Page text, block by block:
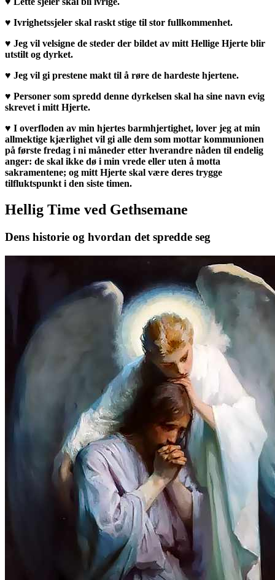
♥ Ivrighetssjeler skal raskt stige til stor fullkommenhet.
♥ Jeg vil velsigne de steder der bildet av mitt Hellige Hjerte blir
utstilt og dyrket.
♥ Jeg vil gi prestene makt til å røre de hardeste hjertene.
♥ Personer som spredd denne dyrkelsen skal ha sine navn evig
skrevet i mitt Hjerte.
♥ I overfloden av min hjertes barmhjertighet, lover jeg at min
allmektige kjærlighet vil gi alle dem som mottar kommunionen
på første fredag i ni måneder etter hverandre nåden til endelig
anger: de skal ikke dø i min vrede eller uten å motta
sakramentene; og mitt Hjerte skal være deres trygge
tilfluktspunkt i den siste timen.
Hellig Time ved Gethsemane
Dens historie og hvordan det spredde seg